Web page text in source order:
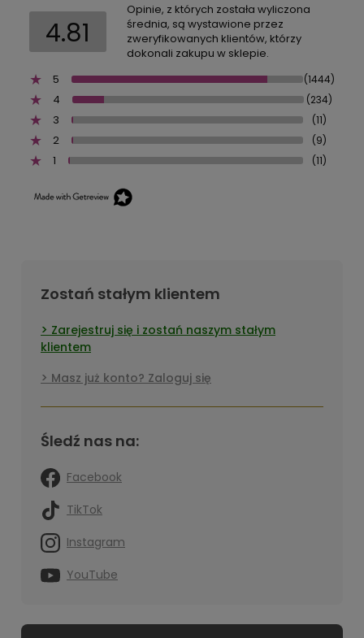
4.81
Opinie, z których została wyliczona
średnia, są wystawione przez
zweryfikowanych klientów, którzy
dokonali zakupu w sklepie.
5
(1444)
4 (234)
3 (11)
2 (9)
1 (11)
Zostań stałym klientem
Zarejestruj się i zostań naszym stałym
klientem
Masz już konto? Zaloguj się
Śledź nas na:
Facebook
TikTok
Instagram
YouTube